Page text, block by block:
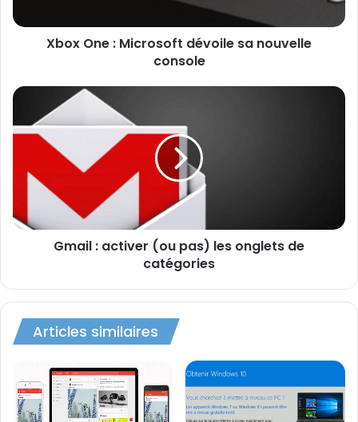
Meilleure intégration deSkydrive
Actualité
Xbox One : Microsoft dévoile sa nouvelle
console
Gmail
activer
onglets
de
catégories
Gmail : activer (ou pas) les onglets de
catégories
Articles similaires